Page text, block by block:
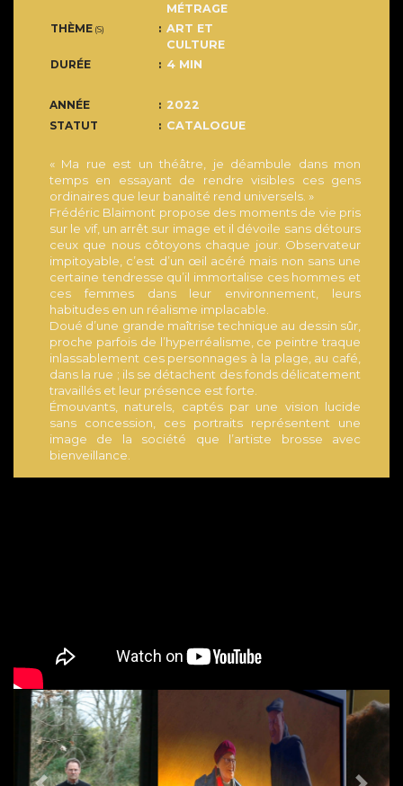
MÉTRAGE
THÈME (S)
ART ET
CULTURE
DURÉE
4 MIN
ANNÉE
2022
STATUT
CATALOGUE
« Ma rue est un théâtre, je déambule dans mon
temps en essayant de rendre visibles ces gens
ordinaires que leur banalité rend universels. »
Frédéric Blaimont propose des moments de vie pris
sur le vif, un arrêt sur image et il dévoile sans détours
ceux que nous côtoyons chaque jour. Observateur
impitoyable, c’est d’un œil acéré mais non sans une
certaine tendresse qu’il immortalise ces hommes et
ces femmes dans leur environnement, leurs
habitudes en un réalisme implacable.
Doué d’une grande maîtrise technique au dessin sûr,
proche parfois de l’hyperréalisme, ce peintre traque
inlassablement ces personnages à la plage, au café,
dans la rue ; ils se détachent des fonds délicatement
travaillés et leur présence est forte.
Émouvants, naturels, captés par une vision lucide
sans concession, ces portraits représentent une
image de la société que l’artiste brosse avec
bienveillance.